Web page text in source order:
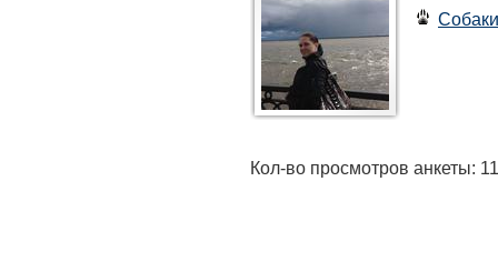
Собаки
Кол-во просмотров анкеты: